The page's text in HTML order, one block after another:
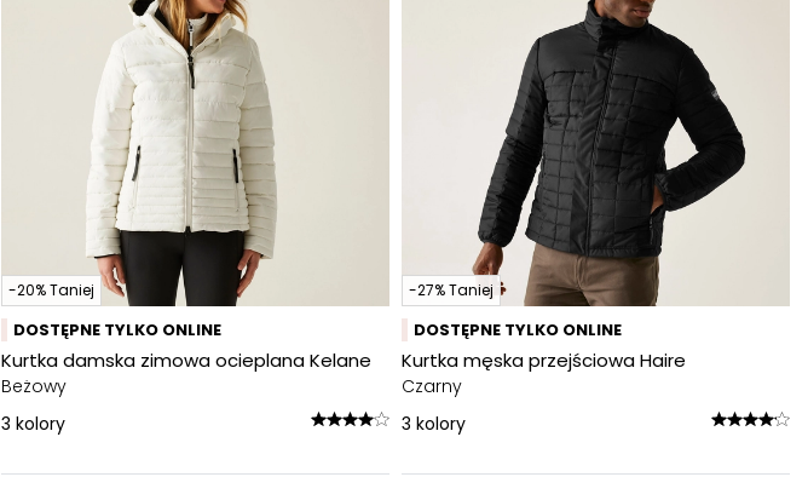
-20% Taniej
DOSTĘPNE TYLKO ONLINE
Kurtka damska zimowa ocieplana Kelane
Beżowy
3 kolory
-27% Taniej
DOSTĘPNE TYLKO ONLINE
Kurtka męska przejściowa Haire
Czarny
3 kolory